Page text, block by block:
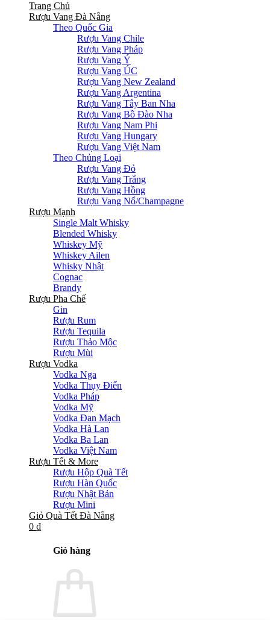
Trang Chủ
Rượu Vang Đà Nẵng
Theo Quốc Gia
Rượu Vang Chile
Rượu Vang Pháp
Rượu Vang Ý
Rượu Vang ÚC
Rượu Vang New Zealand
Rượu Vang Argentina
Rượu Vang Tây Ban Nha
Rượu Vang Bồ Đào Nha
Rượu Vang Nam Phi
Rượu Vang Hungary
Rượu Vang Việt Nam
Theo Chủng Loại
Rượu Vang Đỏ
Rượu Vang Trắng
Rượu Vang Hồng
Rượu Vang Nổ/Champagne
Rượu Mạnh
Single Malt Whisky
Blended Whisky
Whiskey Mỹ
Whiskey Ailen
Whisky Nhật
Cognac
Brandy
Rượu Pha Chế
Gin
Rượu Rum
Rượu Tequila
Rượu Thảo Mộc
Rượu Mùi
Rượu Vodka
Vodka Nga
Vodka Thụy Điển
Vodka Pháp
Vodka Mỹ
Vodka Đan Mạch
Vodka Hà Lan
Vodka Ba Lan
Vodka Việt Nam
Rượu Tết & More
Rượu Hộp Quà Tết
Rượu Hàn Quốc
Rượu Nhật Bản
Rượu Mini
Giỏ Quà Tết Đà Nẵng
0 ₫
Giỏ hàng